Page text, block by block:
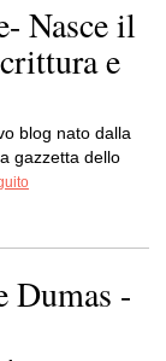
Nasce il
e
blog nato dalla
gazzetta dello
Dumas -